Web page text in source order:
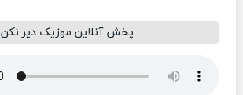
پخش آنلاین موزیک دیر نکن